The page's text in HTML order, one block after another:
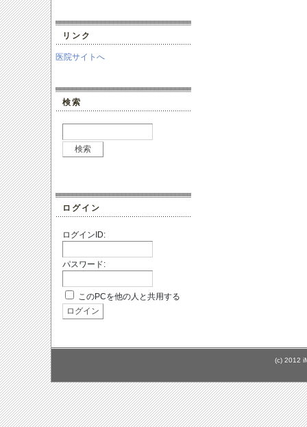
リンク
医院サイトへ
検索
ログイン
ログインID:
パスワード:
このPCを他の人と共用する
(c) 2012